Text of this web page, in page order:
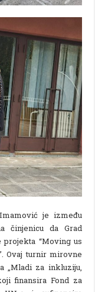
je između
činjenicu da Grad
projekta “Moving us
Ovaj turnir mirovne
„Mladi za inkluziju,
finansira Fond za